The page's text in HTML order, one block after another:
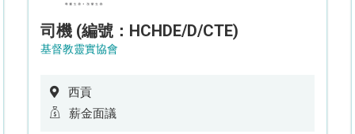
司機 (編號：HCHDE/D/CTE)
基督教靈實協會
西貢
薪金面議